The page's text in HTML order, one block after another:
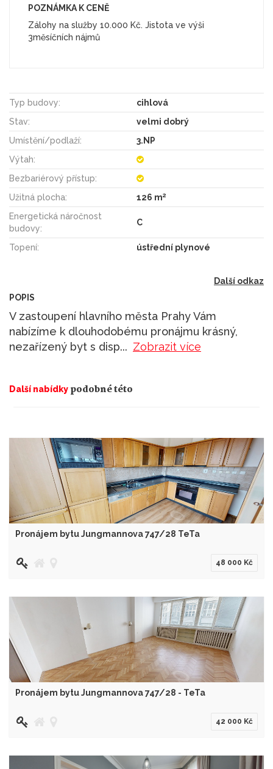
POZNÁMKA K CENĚ
Zálohy na služby 10.000 Kč. Jistota ve výši
Typ budovy:
cihlová
Stav:
velmi dobrý
Umístění/podlaží:
3.NP
Výtah:
Bezbariérový přístup:
Užitná plocha:
126 m2
Energetická náročnost
budovy:
C
Topení: ústřední plynové
Další odkaz
POPIS
V zastoupení hlavního města Prahy Vám
nabízíme k dlouhodobému pronájmu krásný,
nezařízený byt s disp... Zobrazit více
Další nabídky podobné této
Pronájem bytu Jungmannova 747/28 TeTa
48 000 Kč
Pronájem bytu Jungmannova 747/28 - TeTa
42 000 Kč